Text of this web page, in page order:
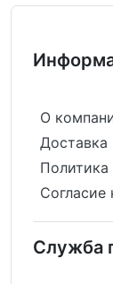
О
Доставка
Политика
Согласие
Служба